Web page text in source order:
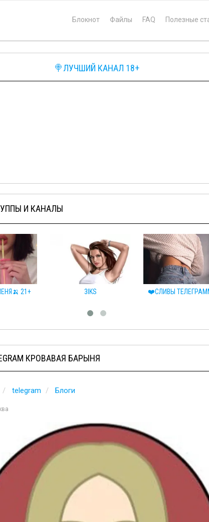
Блокнот Файлы FAQ Полезные
🍭ЛУЧШИЙ КАНАЛ 18+
И КАНАЛЫ
21+ 3IKS ❤️СЛИВЫ
КРОВАВАЯ БАРЫНЯ
telegram Блоги